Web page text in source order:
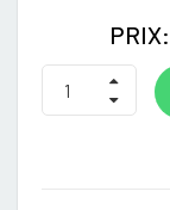
PRIX: